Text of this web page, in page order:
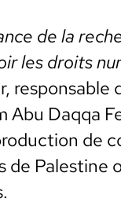
de la
les droits
Abu Daqqa
de
de Pales­tine